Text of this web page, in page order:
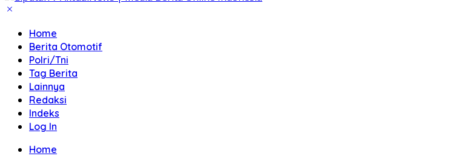
Home
Berita Otomotif
Polri/Tni
Tag Berita
Lainnya
Redaksi
Indeks
Log In
Home